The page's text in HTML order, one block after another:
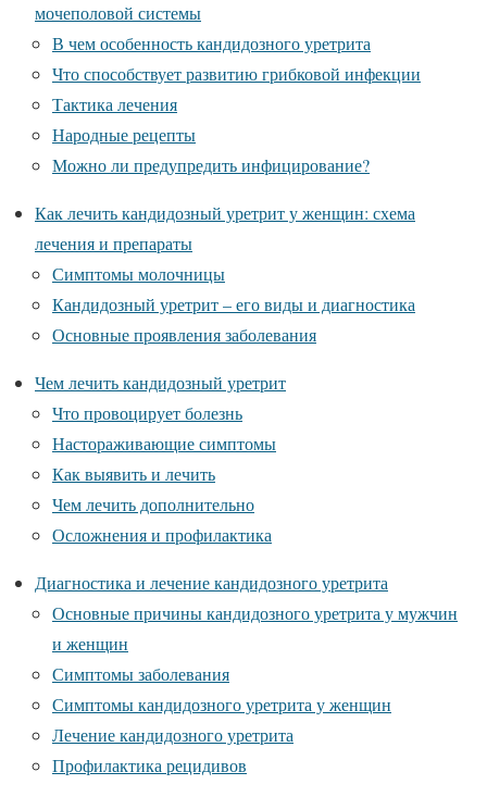
мочеполовой системы
В чем особенность кандидозного уретрита
Что способствует развитию грибковой инфекции
Тактика лечения
Народные рецепты
Можно ли предупредить инфицирование?
Как лечить кандидозный уретрит у женщин: схема
лечения и препараты
Симптомы молочницы
Кандидозный уретрит – его виды и диагностика
Основные проявления заболевания
Чем лечить кандидозный уретрит
Что провоцирует болезнь
Настораживающие симптомы
Как выявить и лечить
Чем лечить дополнительно
Осложнения и профилактика
Диагностика и лечение кандидозного уретрита
Основные причины кандидозного уретрита у мужчин
и женщин
Симптомы заболевания
Симптомы кандидозного уретрита у женщин
Лечение кандидозного уретрита
Профилактика рецидивов